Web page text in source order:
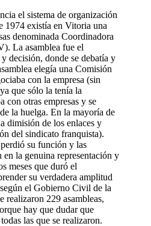
el sistema de organización
1974 existía en Vitoria una
denominada Coordinadora
La asamblea fue el
decisión, donde se debatía y
elegía una Comisión
con la empresa (sin
que sólo la tenía la
con otras empresas y se
la huelga. En la mayoría de
dimisión de los enlaces y
del sindicato franquista).
su función y las
la genuina representación y
meses que duró el
su verdadera amplitud
el Gobierno Civil de la
realizaron 229 asambleas,
hay que dudar que
las que se realizaron.